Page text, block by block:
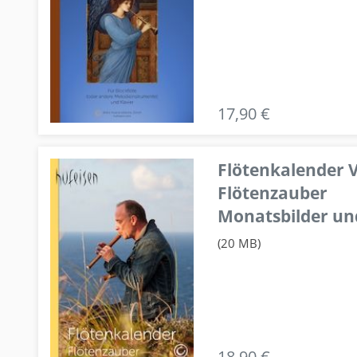
17,90 €
Flötenkalender
Flötenzauber
Monatsbilder
(20 MB)